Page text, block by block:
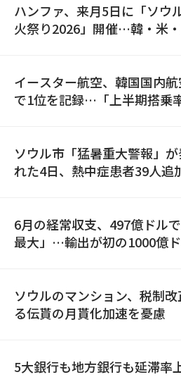
ハンファ、来月5日に「ソウ
火祭り2026」開催…韓・米
イースター航空、韓国国内
で1位を記録…「上半期搭乗
ソウル市「猛暑重大警報」
れた4日、熱中症患者39人追
6月の経常収支、497億ドル
最大」…輸出が初の1000億
ソウルのマンション、税制改
る伝貰の月貰化加速を憂慮
5大銀行も地方銀行も延滞率